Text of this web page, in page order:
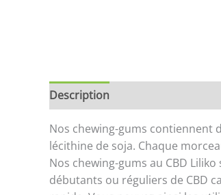
Description
Nos chewing-gums contiennent
lécithine de soja. Chaque
Nos chewing-gums au CBD
débutants ou réguliers de CBD